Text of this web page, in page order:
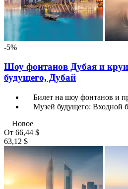
-5%
Шоу фонтанов Дубая и
будущего, Дубай
Билет на шоу фонтанов и
Музей будущего: Входной
Новое
От 66,44 $
63,12 $